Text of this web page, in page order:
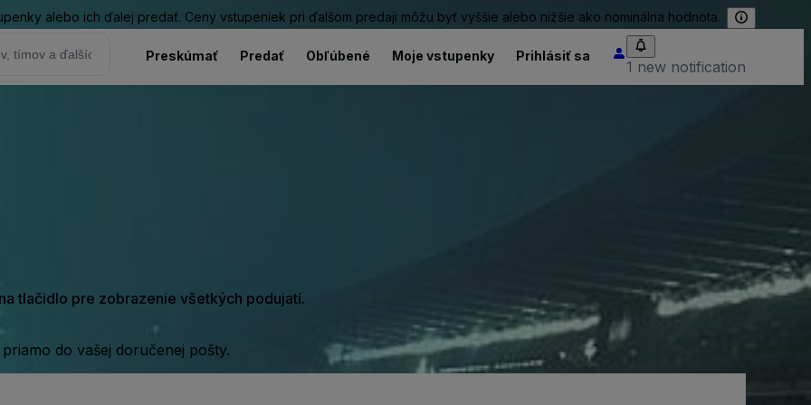
alebo ich ďalej predať. Ceny vstupeniek pri ďalšom predaji môžu byť vyššie alebo nižšie ako nominálna hodnota.
Preskúmať Predať Obľúbené Moje vstupenky Prihlásiť sa
1 new notification
tlačidlo pre zobrazenie všetkých podujatí.
do vašej doručenej pošty.